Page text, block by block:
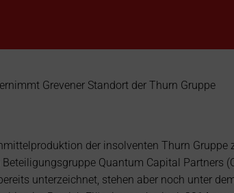
Grevener Standort der Thurn Gruppe
der insolventen Thurn
Quantum Capital Partners
unterzeichnet, stehen aber noch unter